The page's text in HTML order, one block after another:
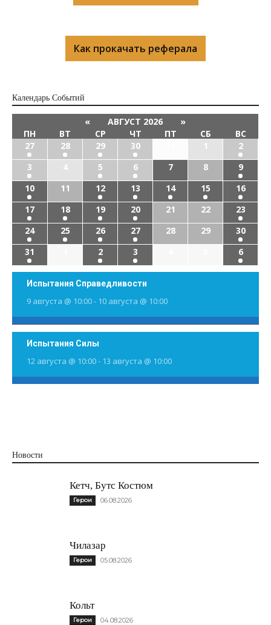
Как прокачать реферала
Календарь Cобытий
« АВГУСТ 2026
»
ПН
ВТ СР ЧТ ПТ СБ
ВС
27
28 29 30 1
2
3
4 5 6 7 8
9
10
11 12 13 14 15
16
17
18 19 20 21 22
23
24
25 26 27 28 29
30
31
2 3 6
Испытания Справедливости
9 августа @ 10:00- 10 августа @ 10:00
Испытания Силы
12 августа @ 10:00- 13 августа @ 10:00
Новости
Кетч, Бутс Костюм
Герои 06.08.2026
Чилазар
Герои 05.08.2026
Кольт
Герои 04.08.2026